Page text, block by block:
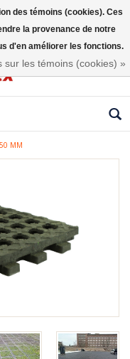
MM
des témoins (cookies). Ces
la provenance de notre
d'en améliorer les fonctions.
sur les témoins (cookies) »